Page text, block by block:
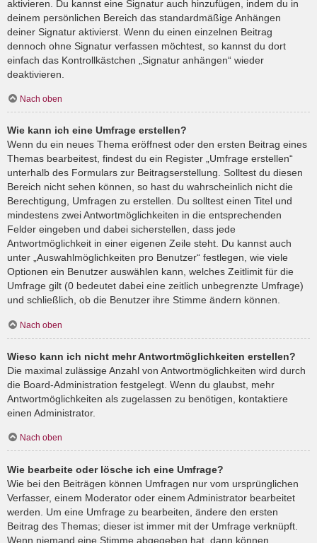
aktivieren. Du kannst eine Signatur auch hinzufügen, indem du in
deinem persönlichen Bereich das standardmäßige Anhängen
deiner Signatur aktivierst. Wenn du einen einzelnen Beitrag
dennoch ohne Signatur verfassen möchtest, so kannst du dort
einfach das Kontrollkästchen „Signatur anhängen“ wieder
deaktivieren.
Nach oben
Wie kann ich eine Umfrage erstellen?
Wenn du ein neues Thema eröffnest oder den ersten Beitrag eines
Themas bearbeitest, findest du ein Register „Umfrage erstellen“
unterhalb des Formulars zur Beitragserstellung. Solltest du diesen
Bereich nicht sehen können, so hast du wahrscheinlich nicht die
Berechtigung, Umfragen zu erstellen. Du solltest einen Titel und
mindestens zwei Antwortmöglichkeiten in die entsprechenden
Felder eingeben und dabei sicherstellen, dass jede
Antwortmöglichkeit in einer eigenen Zeile steht. Du kannst auch
unter „Auswahlmöglichkeiten pro Benutzer“ festlegen, wie viele
Optionen ein Benutzer auswählen kann, welches Zeitlimit für die
Umfrage gilt (0 bedeutet dabei eine zeitlich unbegrenzte Umfrage)
und schließlich, ob die Benutzer ihre Stimme ändern können.
Nach oben
Wieso kann ich nicht mehr Antwortmöglichkeiten erstellen?
Die maximal zulässige Anzahl von Antwortmöglichkeiten wird durch
die Board-Administration festgelegt. Wenn du glaubst, mehr
Antwortmöglichkeiten als zugelassen zu benötigen, kontaktiere
einen Administrator.
Nach oben
Wie bearbeite oder lösche ich eine Umfrage?
Wie bei den Beiträgen können Umfragen nur vom ursprünglichen
Verfasser, einem Moderator oder einem Administrator bearbeitet
werden. Um eine Umfrage zu bearbeiten, ändere den ersten
Beitrag des Themas; dieser ist immer mit der Umfrage verknüpft.
Wenn niemand eine Stimme abgegeben hat, dann können